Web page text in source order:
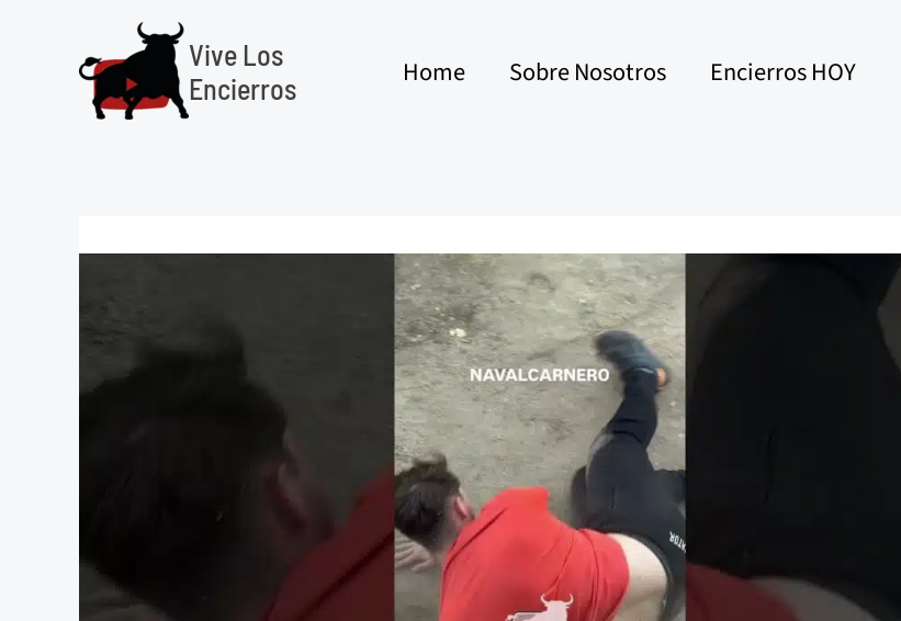
contenido
Vive Los
Encierros
Home Sobre Nosotros Encierros HOY